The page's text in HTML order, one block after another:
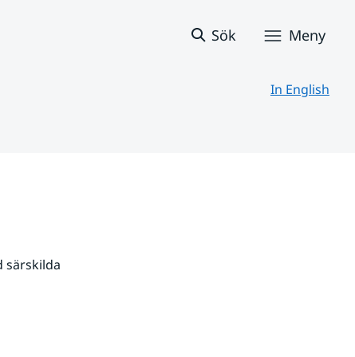
Sök Meny
In English
särskilda